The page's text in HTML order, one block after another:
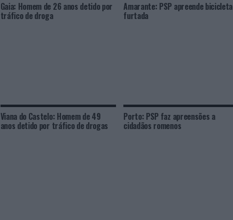
Gaia: Homem de 26 anos detido por
tráfico de droga
Amarante: PSP apreende bicicleta
furtada
Viana do Castelo: Homem de 49
anos detido por tráfico de drogas
Porto: PSP faz apreensões a
cidadãos romenos